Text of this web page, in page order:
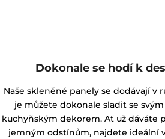
Dokonale se hodí k
Naše skleněné panely se dodávají v
je můžete dokonale sladit se
kuchyňským dekorem. Ať už dáváte
jemným odstínům, najdete ideální